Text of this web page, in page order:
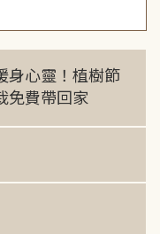
身心靈！植樹節
免費帶回家